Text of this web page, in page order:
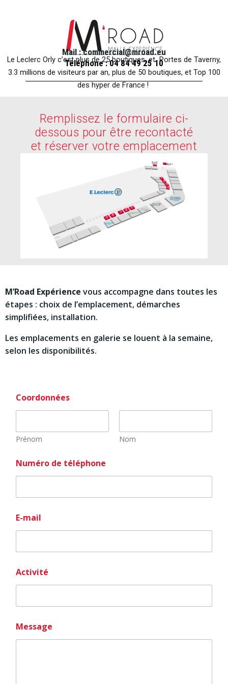
Mail : commercial@mroad.eu
Téléphone : 04 84 49 25 10
Le Leclerc Orly c’est plus de 25 boutiques, et Portes de Taverny,
3.3 millions de visiteurs par an, plus de 50 boutiques, et Top 100
des hyper de France !
Remplissez le formulaire ci-
dessous pour être recontacté
et réserver votre emplacement
M’Road Expérience vous accompagne dans toutes les
étapes : choix de l’emplacement, démarches
simplifiées, installation.
Les emplacements en galerie se louent à la semaine,
selon les disponibilités.
Coordonnées
Prénom Nom
Numéro de téléphone
E-mail
Activité
Message